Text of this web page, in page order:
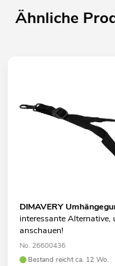
Ähnliche
DIMAVERY
interessante Alternative,
anschauen!
No. 26600436
Bestand reicht ca. 12 Wo.